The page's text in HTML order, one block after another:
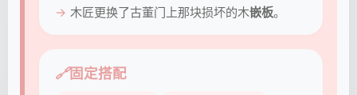
木匠更换了古董门上那块损坏的木嵌板。
🔗固定搭配